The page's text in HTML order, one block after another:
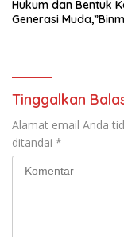
Hukum dan Bentuk
Generasi
Tinggalkan
Alamat email Anda
ditandai *